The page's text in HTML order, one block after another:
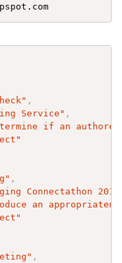
,
Service" ,
if an
,
Connectathon
an
,